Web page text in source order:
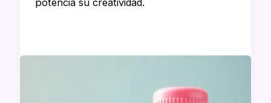
potencia su creatividad.